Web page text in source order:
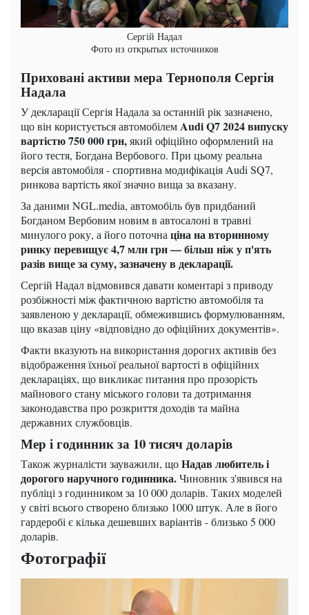
Сергій Надал
Фото из открытых источников
Приховані активи мера Тернополя Сергія
Надала
У декларації Сергія Надала за останній рік зазначено,
що він користується автомобілемAudi Q7 2024 випуску
вартістю 750 000 грн,який офіційно оформлений на
його тестя, Богдана Вербового. При цьому реальна
версія автомобіля - спортивна модифікація Audi SQ7,
ринкова вартість якої значно вища за вказану.
За даними NGL.media, автомобіль був придбаний
Богданом Вербовим новим в автосалоні в травні
минулого року, а його поточнаціна на вторинному
ринку перевищує 4,7 млн ​​грн — більш ніж у п'ять
разів вище за суму, зазначену в декларації.
Сергій Надал відмовився давати коментарі з приводу
розбіжності між фактичною вартістю автомобіля та
заявленою у декларації, обмежившись формулюванням,
що вказав ціну «відповідно до офіційних документів».
Факти вказують на використання дорогих активів без
відображення їхньої реальної вартості в офіційних
деклараціях, що викликає питання про прозорість
майнового стану міського голови та дотримання
законодавства про розкриття доходів та майна
державних службовців.
Мер і годинник за 10 тисяч доларів
Також журналісти зауважили, щоНадав любитель і
дорогого наручного годинника.Чиновник з'явився на
публіці з годинником за 10 000 доларів. Таких моделей
у світі всього створено близько 1000 штук. Але в його
гардеробі є кілька дешевших варіантів - близько 5 000
доларів.
Фотографії